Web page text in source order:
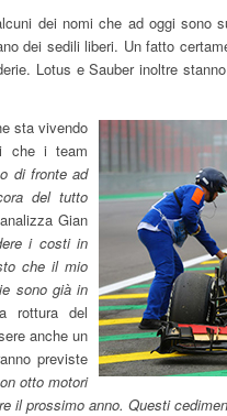
dei nomi che ad oggi sono
dei sedili liberi. Un fatto
Lotus e Sauber inoltre
sta vivendo
che i team
di fronte ad
del tutto
analizza Gian
i costi in
che il mio
sono già in
rottura del
anche un
previste
otto motori
il prossimo anno. Questi